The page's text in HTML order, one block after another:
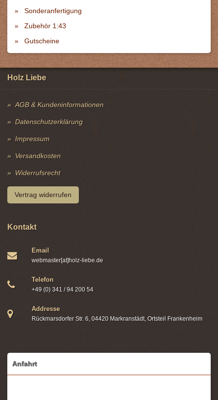
Sonderanfertigung
Zubehör 1:43
Gutscheine
Holz Liebe
AGB & Kundeninformationen
Datenschutzerklärung
Impressum
Versandkosten
Widerrufsrecht
Vertrag widerrufen
Kontakt
Email
webmaster[at]holz-liebe.de
Telefon
+49 (0) 341 / 94 200 54
Addresse
Rückmarsdorfer Str. 6, 04420 Markranstädt, Ortsteil Frankenheim
Anfahrt